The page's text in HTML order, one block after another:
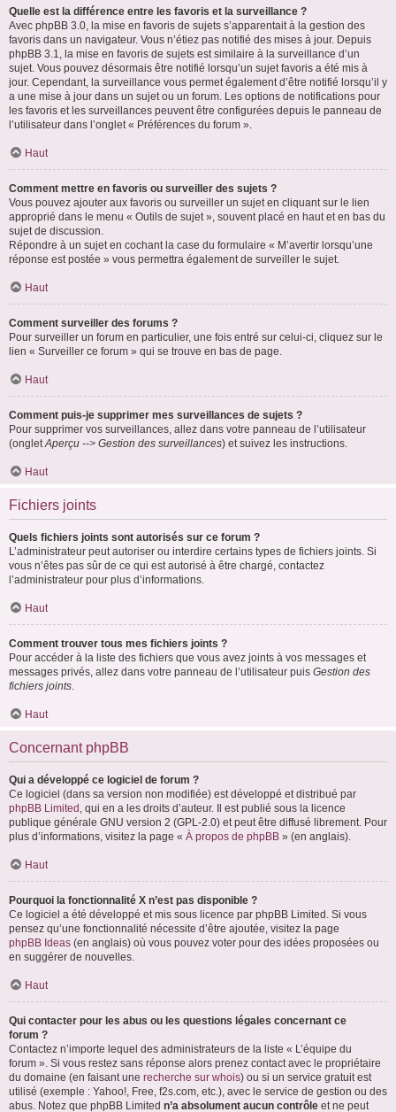
Quelle est la différence entre les favoris et la surveillance ?
Avec phpBB 3.0, la mise en favoris de sujets s’apparentait à la gestion des
favoris dans un navigateur. Vous n’étiez pas notifié des mises à jour. Depuis
phpBB 3.1, la mise en favoris de sujets est similaire à la surveillance d’un
sujet. Vous pouvez désormais être notifié lorsqu’un sujet favoris a été mis à
jour. Cependant, la surveillance vous permet également d’être notifié lorsqu’il y
a une mise à jour dans un sujet ou un forum. Les options de notifications pour
les favoris et les surveillances peuvent être configurées depuis le panneau de
l’utilisateur dans l’onglet « Préférences du forum ».
Haut
Comment mettre en favoris ou surveiller des sujets ?
Vous pouvez ajouter aux favoris ou surveiller un sujet en cliquant sur le lien
approprié dans le menu « Outils de sujet », souvent placé en haut et en bas du
sujet de discussion.
Répondre à un sujet en cochant la case du formulaire « M’avertir lorsqu’une
réponse est postée » vous permettra également de surveiller le sujet.
Haut
Comment surveiller des forums ?
Pour surveiller un forum en particulier, une fois entré sur celui-ci, cliquez sur le
lien « Surveiller ce forum » qui se trouve en bas de page.
Haut
Comment puis-je supprimer mes surveillances de sujets ?
Pour supprimer vos surveillances, allez dans votre panneau de l’utilisateur
(ongletAperçu --> Gestion des surveillances) et suivez les instructions.
Haut
Fichiers joints
Quels fichiers joints sont autorisés sur ce forum ?
L’administrateur peut autoriser ou interdire certains types de fichiers joints. Si
vous n’êtes pas sûr de ce qui est autorisé à être chargé, contactez
l’administrateur pour plus d’informations.
Haut
Comment trouver tous mes fichiers joints ?
Pour accéder à la liste des fichiers que vous avez joints à vos messages et
messages privés, allez dans votre panneau de l’utilisateur puis Gestion des
fichiers joints.
Haut
Concernant phpBB
Qui a développé ce logiciel de forum ?
Ce logiciel (dans sa version non modifiée) est développé et distribué par
phpBB Limited , qui en a les droits d’auteur. Il est publié sous la licence
publique générale GNU version 2 (GPL-2.0) et peut être diffusé librement. Pour
plus d’informations, visitez la page « À propos de phpBB » (en anglais).
Haut
Pourquoi la fonctionnalité X n’est pas disponible ?
Ce logiciel a été développé et mis sous licence par phpBB Limited. Si vous
pensez qu’une fonctionnalité nécessite d’être ajoutée, visitez la page
phpBB Ideas (en anglais) où vous pouvez voter pour des idées proposées ou
en suggérer de nouvelles.
Haut
Qui contacter pour les abus ou les questions légales concernant ce
forum ?
Contactez n’importe lequel des administrateurs de la liste « L’équipe du
forum ». Si vous restez sans réponse alors prenez contact avec le propriétaire
du domaine (en faisant une recherche sur whois) ou si un service gratuit est
utilisé (exemple : Yahoo!, Free, f2s.com, etc.), avec le service de gestion ou des
abus. Notez que phpBB Limited n’a absolument aucun contrôle et ne peut